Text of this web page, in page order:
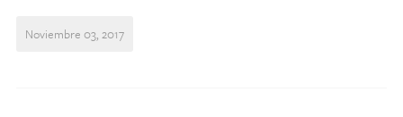
Noviembre 03, 2017